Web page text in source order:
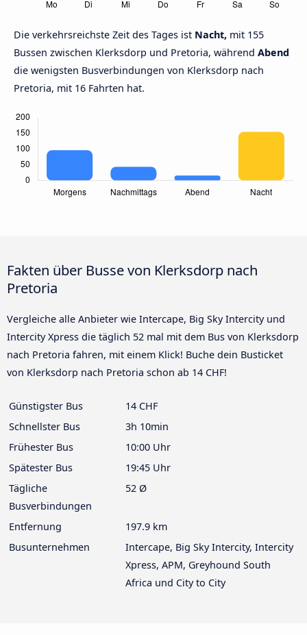
Die verkehrsreichste Zeit des Tages ist Nacht, mit 155
Bussen zwischen Klerksdorp und Pretoria, während Abend
die wenigsten Busverbindungen von Klerksdorp nach
Pretoria, mit 16 Fahrten hat.
Fakten über Busse von Klerksdorp nach
Pretoria
Vergleiche alle Anbieter wie Intercape, Big Sky Intercity und
Intercity Xpress die täglich 52 mal mit dem Bus von Klerksdorp
nach Pretoria fahren, mit einem Klick! Buche dein Busticket
von Klerksdorp nach Pretoria schon ab 14 CHF!
Günstigster Bus
14 CHF
Schnellster Bus
3h 10min
Frühester Bus
10:00 Uhr
Spätester Bus
19:45 Uhr
Tägliche
Busverbindungen
52 Ø
Entfernung
197.9 km
Busunternehmen
Intercape, Big Sky Intercity, Intercity
Xpress, APM, Greyhound South
Africa und City to City